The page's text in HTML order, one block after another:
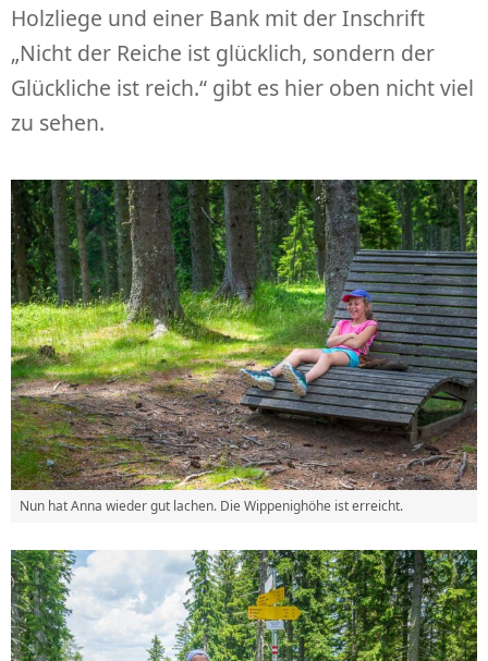
Holzliege und einer Bank mit der Inschrift
„Nicht der Reiche ist glücklich, sondern der
Glückliche ist reich.“ gibt es hier oben nicht viel
zu sehen.
Nun hat Anna wieder gut lachen. Die Wippenighöhe ist erreicht.